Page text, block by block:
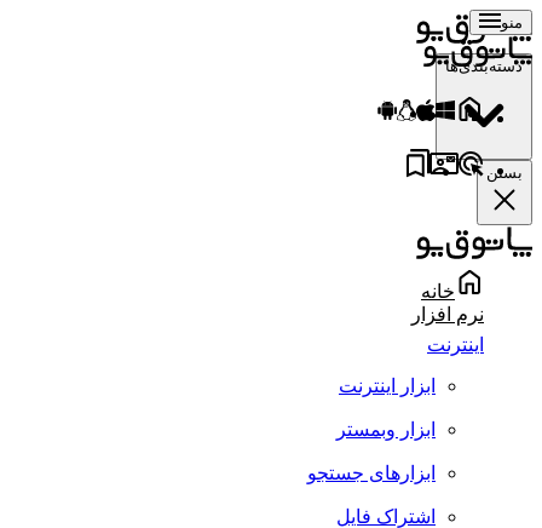
منو
دسته‌بندی‌ها
بستن
خانه
نرم افزار
اینترنت
ابزار اینترنت
ابزار وبمستر
ابزارهای جستجو
اشتراک فایل